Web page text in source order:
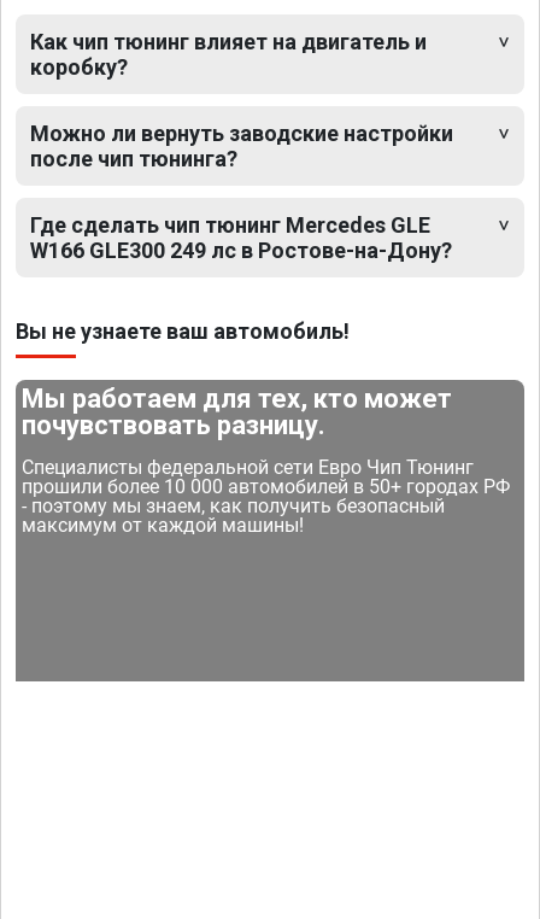
Как чип тюнинг влияет на двигатель и
коробку?
Можно ли вернуть заводские настройки
после чип тюнинга?
Где сделать чип тюнинг Mercedes GLE
W166 GLE300 249 лс в Ростове-на-Дону?
Вы не узнаете ваш автомобиль!
Мы работаем для тех, кто может
почувствовать разницу.
Специалисты федеральной сети Евро Чип Тюнинг
прошили более 10 000 автомобилей в 50+ городах РФ
- поэтому мы знаем, как получить безопасный
максимум от каждой машины!